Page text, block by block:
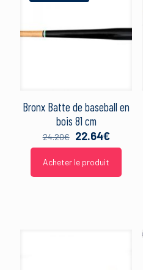
Bronx Batte de baseball en
bois 81 cm
24.20€
Le
prix
initial
était :
22.64€Le
prix
est :
Acheter le produit